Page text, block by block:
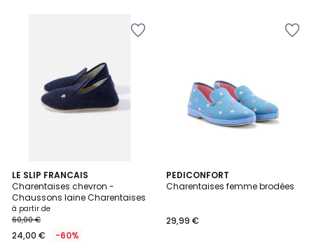
LE SLIP FRANCAIS
Charentaises chevron -
Chaussons laine Charentaises
à partir de
60,00 €
24,00 € -60%
3
Couleurs
PEDICONFORT
Charentaises femme brodées
29,99 €
2
Couleurs